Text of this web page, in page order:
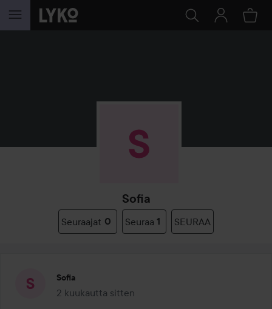
SIIRTYÄ JHK SISÄLTÖÖN
Sofia
Seuraajat 0 Seuraa 1 SEURAA
Sofia
2 kuukautta sitten
Viesti luotiin 2 kuukautta sitten